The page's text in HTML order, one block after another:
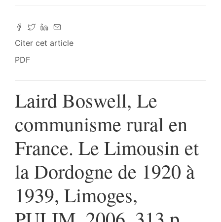
Citer cet article
PDF
Laird Boswell, Le
communisme rural en
France. Le Limousin et
la Dordogne de 1920 à
1939, Limoges,